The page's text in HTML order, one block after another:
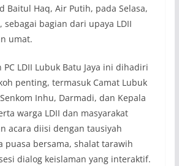
Baitul Haq, Air Putih, pada Selasa,
sebagai bagian dari upaya LDII
umat.
LDII Lubuk Batu Jaya ini dihadiri
penting, termasuk Camat Lubuk
Inhu, Darmadi, dan Kepala
warga LDII dan masyarakat
acara diisi dengan tausiyah
puasa bersama, shalat tarawih
dialog keislaman yang interaktif.